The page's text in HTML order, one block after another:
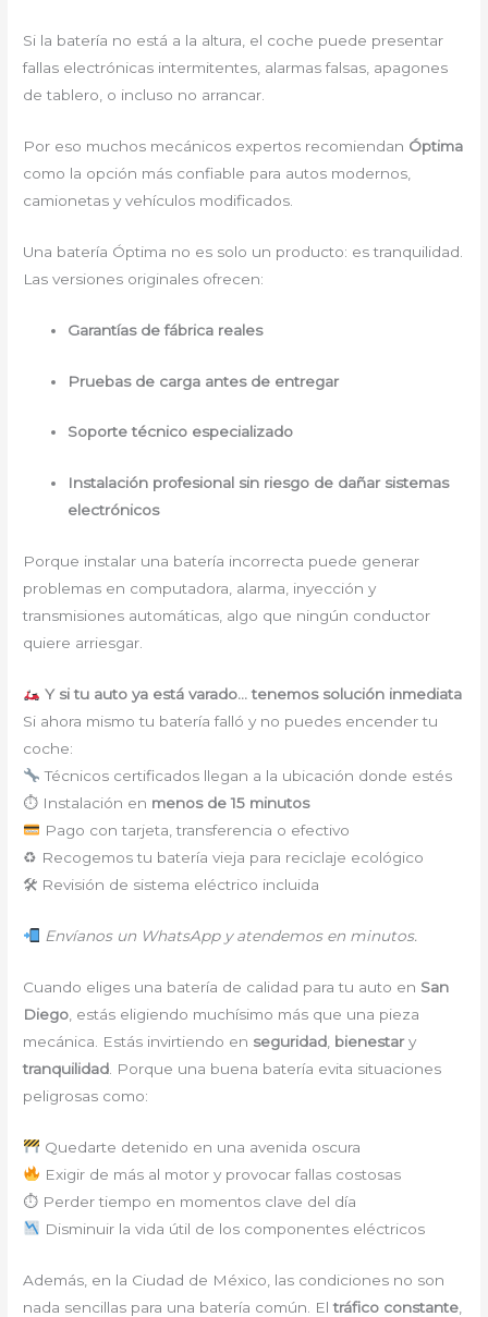
Si la batería no está a la altura, el coche puede presentar
fallas electrónicas intermitentes, alarmas falsas, apagones
de tablero, o incluso no arrancar.
Por eso muchos mecánicos expertos recomiendan Óptima
como la opción más confiable para autos modernos,
camionetas y vehículos modificados.
Una batería Óptima no es solo un producto: es tranquilidad.
Las versiones originales ofrecen:
Garantías de fábrica reales
Pruebas de carga antes de entregar
Soporte técnico especializado
Instalación profesional sin riesgo de dañar sistemas
electrónicos
Porque instalar una batería incorrecta puede generar
problemas en computadora, alarma, inyección y
transmisiones automáticas, algo que ningún conductor
quiere arriesgar.
Y si tu auto ya está varado… tenemos solución inmediata
Si ahora mismo tu batería falló y no puedes encender tu
coche:
Técnicos certificados llegan a la ubicación donde estés
⏱ Instalación en menos de 15 minutos
Pago con tarjeta, transferencia o efectivo
♻ Recogemos tu batería vieja para reciclaje ecológico
🛠 Revisión de sistema eléctrico incluida
Envíanos un WhatsApp y atendemos en minutos.
Cuando eliges una batería de calidad para tu auto en San
Diego , estás eligiendo muchísimo más que una pieza
mecánica. Estás invirtiendo en seguridad bienestary
tranquilidad . Porque una buena batería evita situaciones
peligrosas como:
Quedarte detenido en una avenida oscura
Exigir de más al motor y provocar fallas costosas
⏱ Perder tiempo en momentos clave del día
Disminuir la vida útil de los componentes eléctricos
Además, en la Ciudad de México, las condiciones no son
nada sencillas para una batería común. Eltráfico constante